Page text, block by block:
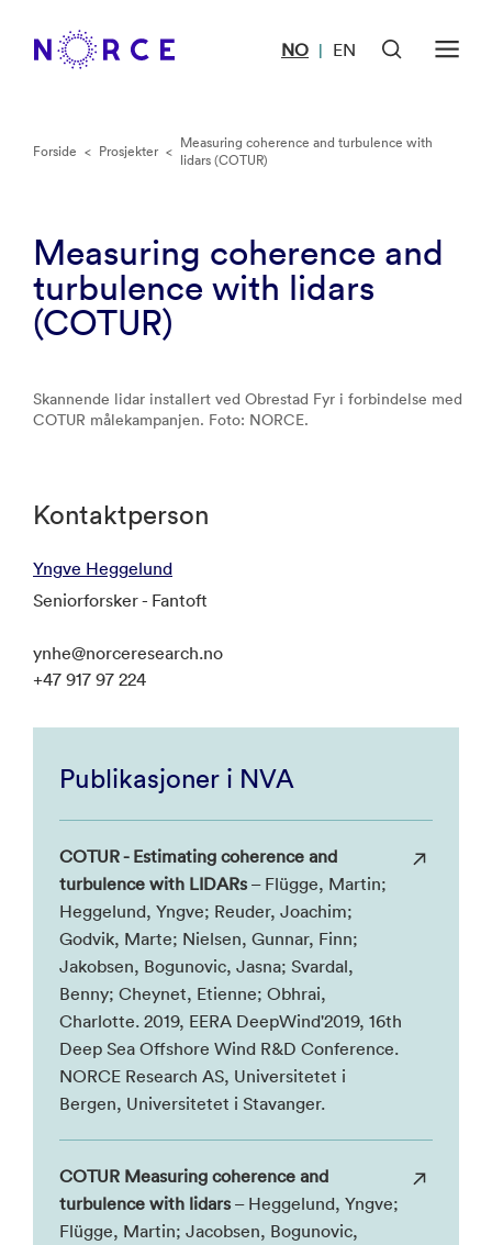
NO | EN
Forside < Prosjekter < Measuring coherence and turbulence with
lidars (COTUR)
Measuring coherence and
turbulence with lidars
(COTUR)
Skannende lidar installert ved Obrestad Fyr i forbindelse med
COTUR målekampanjen. Foto: NORCE.
Kontaktperson
Yngve Heggelund
Seniorforsker - Fantoft
ynhe@norceresearch.no
+47 917 97 224
Publikasjoner i NVA
COTUR - Estimating coherence and
turbulence with LIDARs – Flügge, Martin;
Heggelund, Yngve; Reuder, Joachim;
Godvik, Marte; Nielsen, Gunnar, Finn;
Jakobsen, Bogunovic, Jasna; Svardal,
Benny; Cheynet, Etienne; Obhrai,
Charlotte. 2019, EERA DeepWind'2019, 16th
Deep Sea Offshore Wind R&D Conference.
NORCE Research AS, Universitetet i
Bergen, Universitetet i Stavanger.
COTUR Measuring coherence and
turbulence with lidars – Heggelund, Yngve;
Flügge, Martin; Jacobsen, Bogunovic,